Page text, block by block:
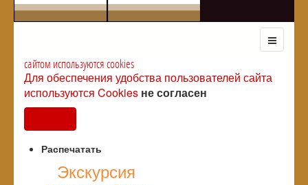
сайтом используются cookies
Для обеспечения удобства пользователей сайта
используются Cookies не согласен
Распечатать
Экскурсия